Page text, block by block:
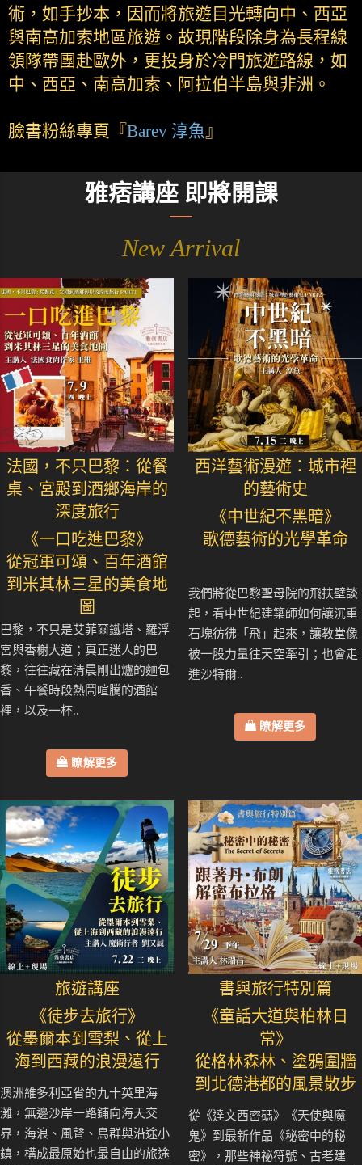
術，如手抄本，因而將旅遊目光轉向中、西亞
與南高加索地區旅遊。故現階段除身為長程線
領隊帶團赴歐外，更投身於冷門旅遊路線，如
中、西亞、南高加索、阿拉伯半島與非洲。
臉書粉絲專頁『Barev 淳魚 』
雅痞講座 即將開課
New Arrival
法國，不只巴黎：從餐
桌、宮殿到酒鄉海岸的
深度旅行
《一口吃進巴黎》
從冠軍可頌、百年酒館
到米其林三星的美食地
圖
巴黎，不只是艾菲爾鐵塔、羅浮
宮與香榭大道；真正迷人的巴
黎，往往藏在清晨剛出爐的麵包
香、午餐時段熱鬧喧騰的酒館
裡，以及一杯..
瞭解更多
西洋藝術漫遊：城市裡
的藝術史
《中世紀不黑暗》
歌德藝術的光學革命
我們將從巴黎聖母院的飛扶壁談
起，看中世紀建築師如何讓沉重
石塊彷彿「飛」起來，讓教堂像
被一股力量往天空牽引；也會走
進沙特爾..
瞭解更多
旅遊講座
《徒步去旅行》
從墨爾本到雪梨、從上
海到西藏的浪漫遠行
澳洲維多利亞省的九十英里海
灘，無邊沙岸一路鋪向海天交
界，海浪、風聲、鳥群與沿途小
鎮，構成最原始也最自由的旅途
書與旅行特別篇
《童話大道與柏林日
常》
從格林森林、塗鴉圍牆
到北德港都的風景散步
從《達文西密碼》《天使與魔
鬼》到最新作品《秘密中的秘
密》，那些神祕符號、古老建